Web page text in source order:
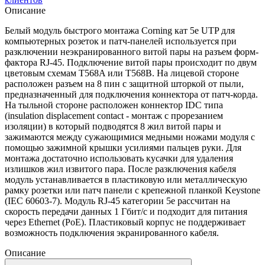
Описание
Белый модуль быстрого монтажа Corning кат 5е UTP для
компьютерных розеток и патч-панелей используется при
разключении неэкранированного витой пары на разъем форм-
фактора RJ-45. Подключение витой пары происходит по двум
цветовым схемам T568A или T568B. На лицевой стороне
расположен разъем на 8 пин с защитной шторкой от пыли,
предназначенный для подключения коннектора от патч-корда.
На тыльной стороне расположен коннектор IDC типа
(insulation displacement contact - монтаж с прорезанием
изоляции) в который подводятся 8 жил витой пары и
зажимаются между сужающимися медными ножами модуля с
помощью зажимной крышки усилиями пальцев руки. Для
монтажа достаточно использовать кусачки для удаления
излишков жил извитого пара. После разключения кабеля
модуль устанавливается в пластиковую или металлическую
рамку розетки или патч панели с крепежной планкой Keystone
(IEC 60603-7). Модуль RJ-45 категории 5e рассчитан на
скорость передачи данных 1 Гбит/с и подходит для питания
через Ethernet (PoE). Пластиковый корпус не поддерживает
возможность подключения экранированного кабеля.
Описание